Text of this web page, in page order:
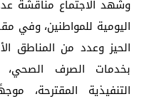
وشهد الاجتماع مناقشة
اليومية للمواطنين، وفي
الحيز وعدد من المناطق
بخدمات الصرف
التنفيذية المقترحة،